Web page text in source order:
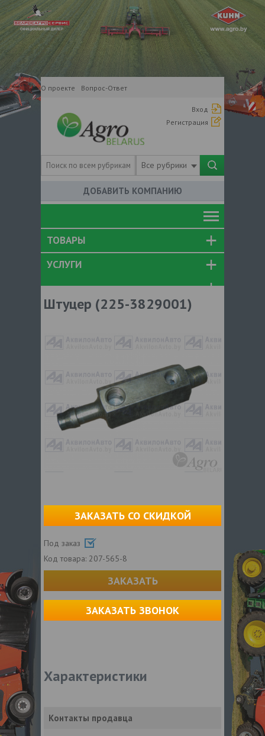
О проекте Вопрос-Ответ
Вход
Регистрация
Все рубрики
ДОБАВИТЬ КОМПАНИЮ
ТОВАРЫ
УСЛУГИ
Штуцер (225-3829001)
ЗАКАЗАТЬ СО СКИДКОЙ
Под заказ
Код товара: 207-565-8
ЗАКАЗАТЬ
ЗАКАЗАТЬ ЗВОНОК
Характеристики
Контакты продавца